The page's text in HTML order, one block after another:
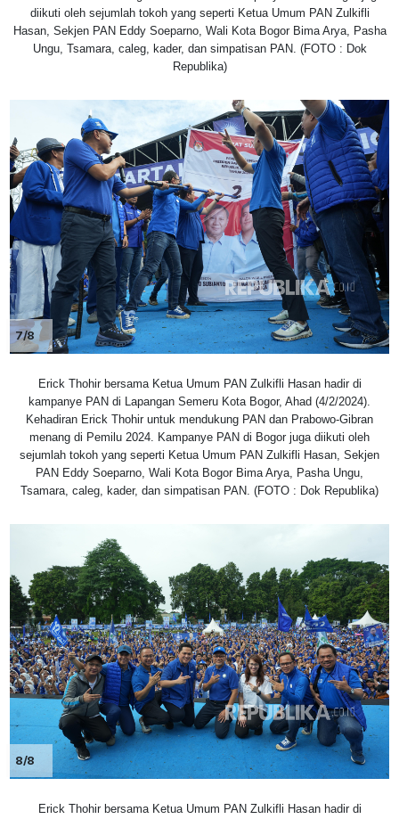
diikuti oleh sejumlah tokoh yang seperti Ketua Umum PAN Zulkifli
Hasan, Sekjen PAN Eddy Soeparno, Wali Kota Bogor Bima Arya, Pasha
Ungu, Tsamara, caleg, kader, dan simpatisan PAN. (FOTO : Dok
Republika)
7/8
Erick Thohir bersama Ketua Umum PAN Zulkifli Hasan hadir di
kampanye PAN di Lapangan Semeru Kota Bogor, Ahad (4/2/2024).
Kehadiran Erick Thohir untuk mendukung PAN dan Prabowo-Gibran
menang di Pemilu 2024. Kampanye PAN di Bogor juga diikuti oleh
sejumlah tokoh yang seperti Ketua Umum PAN Zulkifli Hasan, Sekjen
PAN Eddy Soeparno, Wali Kota Bogor Bima Arya, Pasha Ungu,
Tsamara, caleg, kader, dan simpatisan PAN. (FOTO : Dok Republika)
8/8
Erick Thohir bersama Ketua Umum PAN Zulkifli Hasan hadir di